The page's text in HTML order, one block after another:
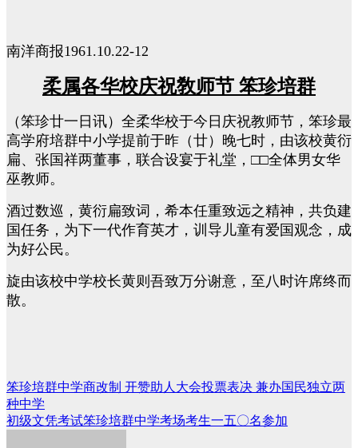
南洋商报1961.10.22-12
柔属各华校庆祝敎师节 笨珍培群
（笨珍廿一日讯）全柔华校于今日庆祝教师节，笨珍最
高学府培群中小学提前于昨（廿）晚七时，由该校黄衍
扁、张国祥两董事，联合设宴于礼堂，□□全体男女华
巫教师。
酒过数巡，黄衍扁致词，希本任重致远之精神，共负建
国任务，为下一代作育英才，训导儿童有爱国观念，成
为好公民。
旋由该校中学校长黄则吾致万分谢意，至八时许席终而
散。
文
章
笨珍培群中学商改制 开赞助人大会投票表决 兼办国民独立两
种中学
初级文凭考试笨珍培群中学考场考生一五〇名参加